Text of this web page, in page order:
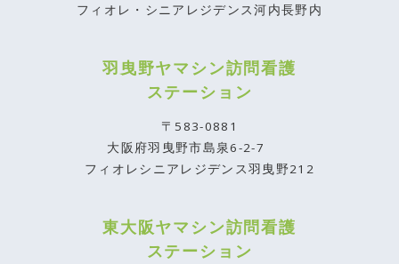
フィオレ・シニアレジデンス河内長野内
羽曳野ヤマシン訪問看護
ステーション
〒583-0881
大阪府羽曳野市島泉6-2-7
フィオレシニアレジデンス羽曳野212
東大阪ヤマシン訪問看護
ステーション